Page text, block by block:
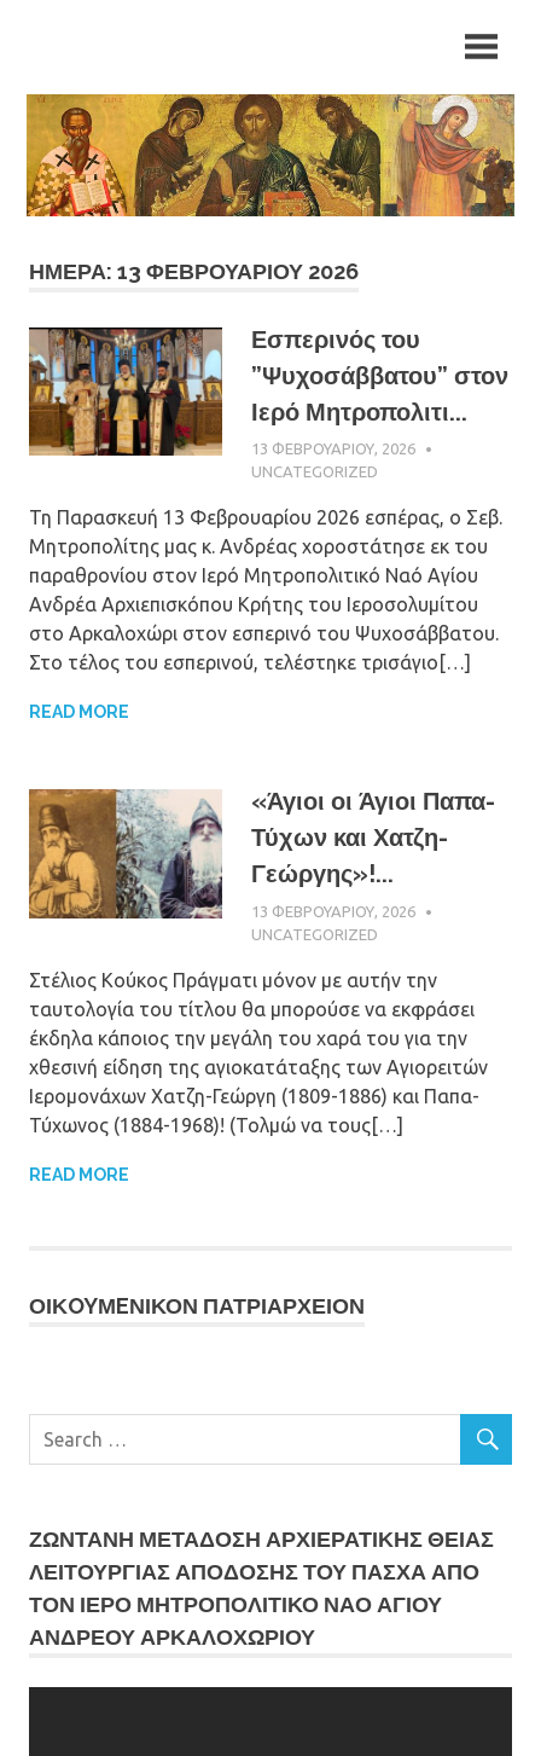
Μητρόπολη
Αρκαλοχωρίου,
Καστελλίου
και
Βιάννου
Καστελλίου
και
Βιάννου
ΗΜΈΡΑ: 13 ΦΕΒΡΟΥΑΡΊΟΥ 2026
Εσπερινός του
”Ψυχοσάββατου” στον
Ιερό Μητροπολιτι...
13 ΦΕΒΡΟΥΑΡΊΟΥ, 2026
UNCATEGORIZED
Τη Παρασκευή 13 Φεβρουαρίου 2026 εσπέρας, ο Σεβ.
Μητροπολίτης μας κ. Ανδρέας χοροστάτησε εκ του
παραθρονίου στον Ιερό Μητροπολιτικό Ναό Αγίου
Ανδρέα Αρχιεπισκόπου Κρήτης του Ιεροσολυμίτου
στο Αρκαλοχώρι στον εσπερινό του Ψυχοσάββατου.
Στο τέλος του εσπερινού, τελέστηκε τρισάγιο[…]
READ MORE
«Άγιοι οι Άγιοι Παπα-
Τύχων και Χατζη-
Γεώργης»!...
13 ΦΕΒΡΟΥΑΡΊΟΥ, 2026
UNCATEGORIZED
Στέλιος Κούκος Πράγματι μόνον με αυτήν την
ταυτολογία του τίτλου θα μπορούσε να εκφράσει
έκδηλα κάποιος την μεγάλη του χαρά του για την
χθεσινή είδηση της αγιοκατάταξης των Αγιορειτών
Ιερομονάχων Χατζη-Γεώργη (1809-1886) και Παπα-
Τύχωνος (1884-1968)! (Τολμώ να τους[…]
READ MORE
ΟΙΚOYΜEΝΙΚΟΝ ΠΑΤΡΙΑΡΧΕΙΟΝ
ΖΩΝΤΑΝΗ ΜΕΤΆΔΟΣΗ ΑΡΧΙΕΡΑΤΙΚΗΣ ΘΕΙΑΣ
ΛΕΙΤΟΥΡΓΙΑΣ ΑΠΟΔΟΣΗΣ ΤΟΥ ΠΑΣΧΑ ΑΠΟ
ΤΟΝ ΙΕΡΟ ΜΗΤΡΟΠΟΛΙΤΙΚΟ ΝΑΟ ΑΓΙΟΥ
ΑΝΔΡΕΟΥ ΑΡΚΑΛΟΧΩΡΙΟΥ